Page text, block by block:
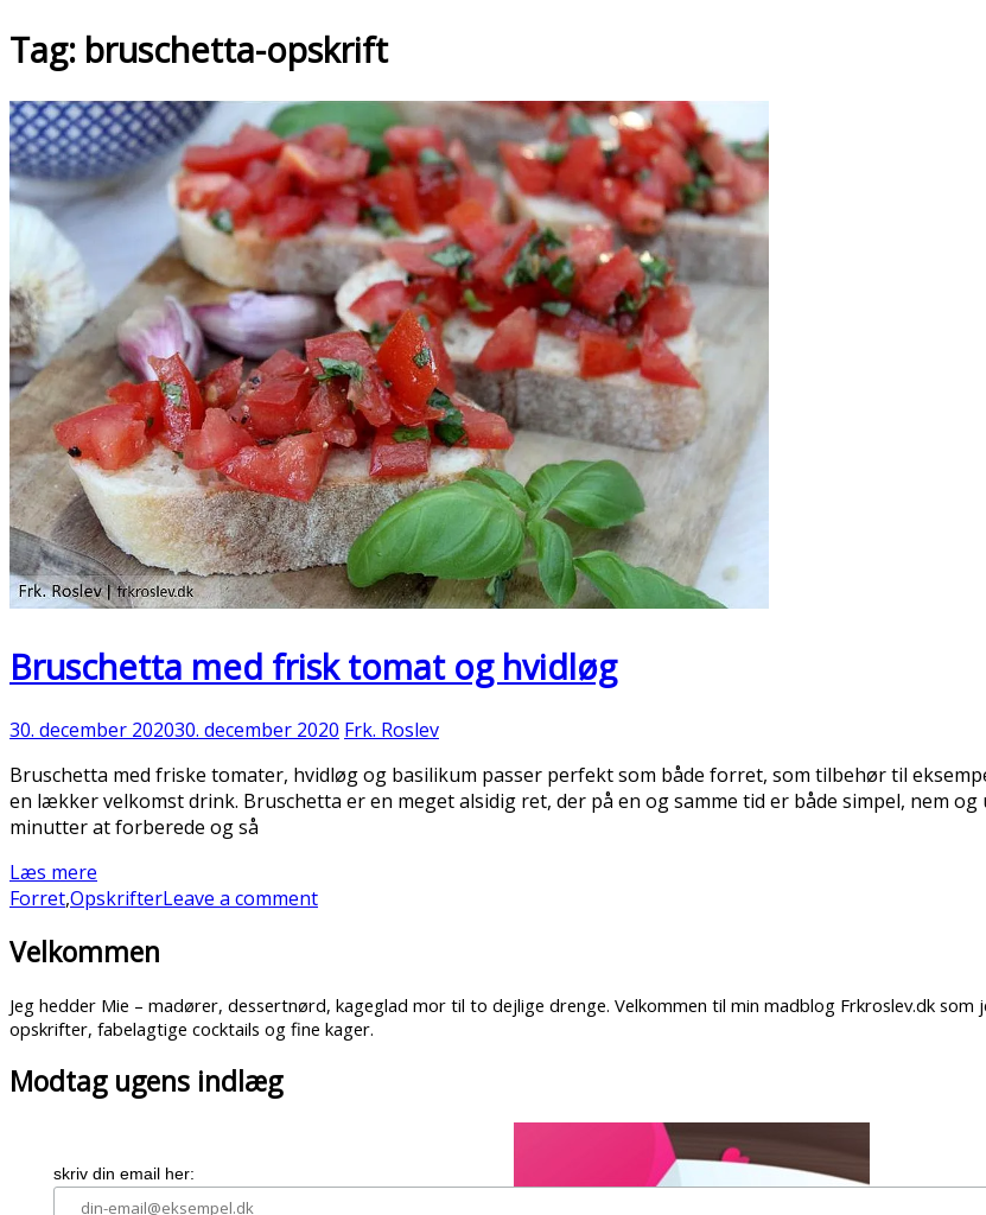
Tag: bruschetta-opskrift
Bruschetta med frisk tomat og hvidløg
30. december 202030. december 2020 Frk. Roslev
Bruschetta med friske tomater, hvidløg og basilikum passer perfekt som både forret, som tilbehør til
en lækker velkomst drink. Bruschetta er en meget alsidig ret, der på en og samme tid er både simpel, nem
minutter at forberede og så
Læs mere
Forret,OpskrifterLeave a comment
Velkommen
Jeg hedder Mie – madører, dessertnørd, kageglad mor til to dejlige drenge. Velkommen til min madblog Frkroslev.dk
opskrifter, fabelagtige cocktails og fine kager.
Modtag ugens indlæg
skriv din email her: